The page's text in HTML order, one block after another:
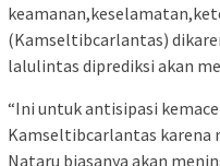
(Kamseltibcarlantas)
lalulintas diprediksi akan
“Ini untuk antisipasi
Kamseltibcarlantas karena
Nataru biasanya akan